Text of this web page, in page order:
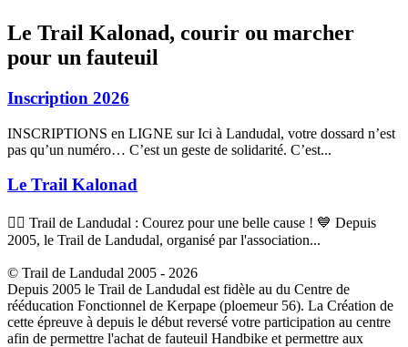
Le Trail Kalonad, courir ou marcher
pour un fauteuil
Inscription 2026
INSCRIPTIONS en LIGNE sur Ici à Landudal, votre dossard n’est
pas qu’un numéro… C’est un geste de solidarité. C’est...
Le Trail Kalonad
🏃‍♂️ Trail de Landudal : Courez pour une belle cause ! 💙 Depuis
2005, le Trail de Landudal, organisé par l'association...
© Trail de Landudal 2005 - 2026
Depuis 2005 le Trail de Landudal est fidèle au du Centre de
rééducation Fonctionnel de Kerpape (ploemeur 56). La Création de
cette épreuve à depuis le début reversé votre participation au centre
afin de permettre l'achat de fauteuil Handbike et permettre aux